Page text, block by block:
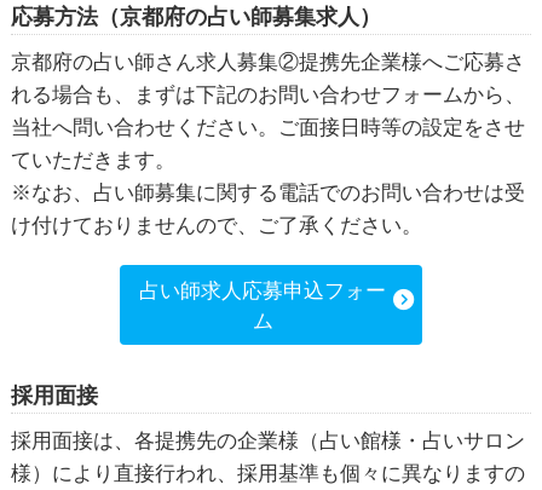
応募方法（京都府の占い師募集求人）
京都府の占い師さん求人募集②提携先企業様へご応募さ
れる場合も、まずは下記のお問い合わせフォームから、
当社へ問い合わせください。ご面接日時等の設定をさせ
ていただきます。
※なお、占い師募集に関する電話でのお問い合わせは受
け付けておりませんので、ご了承ください。
占い師求人応募申込フォー
ム
採用面接
採用面接は、各提携先の企業様（占い館様・占いサロン
様）により直接行われ、採用基準も個々に異なりますの